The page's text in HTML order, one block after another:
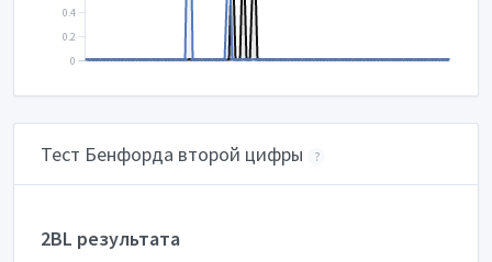
0
0.2
0.4
Тест Бенфорда второй цифры ?
2BL результата